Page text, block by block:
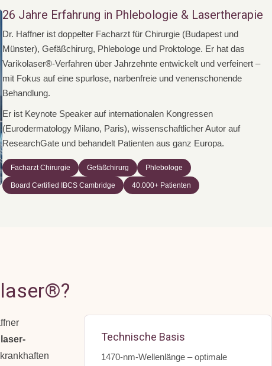
26 Jahre Erfahrung in Phlebologie & Lasertherapie
Dr. Haffner ist doppelter Facharzt für Chirurgie (Budapest und
Münster), Gefäßchirurg, Phlebologe und Proktologe. Er hat das
Varikolaser®-Verfahren über Jahrzehnte entwickelt und verfeinert –
mit Fokus auf eine spurlose, narbenfreie und venenschonende
Behandlung.
Er ist Keynote Speaker auf internationalen Kongressen
(Eurodermatology Milano, Paris), wissenschaftlicher Autor auf
ResearchGate und behandelt Patienten aus ganz Europa.
Facharzt Chirurgie Gefäßchirurg Phlebologe
Board Certified IBCS Cambridge 40.000+ Patienten
Technische Basis
1470-nm-Wellenlänge – optimale